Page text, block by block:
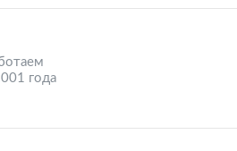
года